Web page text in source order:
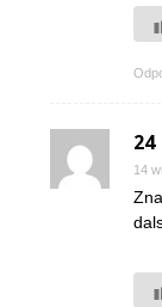
24
14